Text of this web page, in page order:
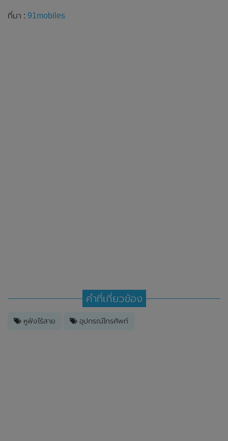
ที่มา : 91mobiles
คำที่เกี่ยวข้อง
หูฟังไร้สาย อุปกรณ์โทรศัพท์